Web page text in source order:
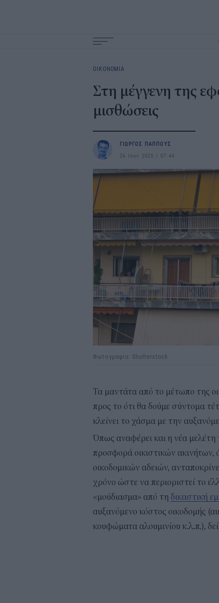
navigation
ΟΙΚΟΝΟΜΙΑ
Στη μέγγενη της
μισθώσεις
ΓΙΩΡΓΟΣ ΠΑΠΠΟΥΣ
26 Ιουν 2025
07:44
Φωτογραφία: Shutterstock
Τα μαντάτα από το μέτωπο της
προς το ότι θα δούμε σύντομα
κλείνει το χάσμα με την
Όπως αναφέρει και η νέα μελέτη
προσφορά οικιστικών
οικοδομικών αδειών,
χρόνο ώστε να περιοριστεί το
«μούδιασμα» από τη δικαστική
αυξανόμενο κόστος οικοδομής
κουφώματα αλουμινίου κ.λ.π.),